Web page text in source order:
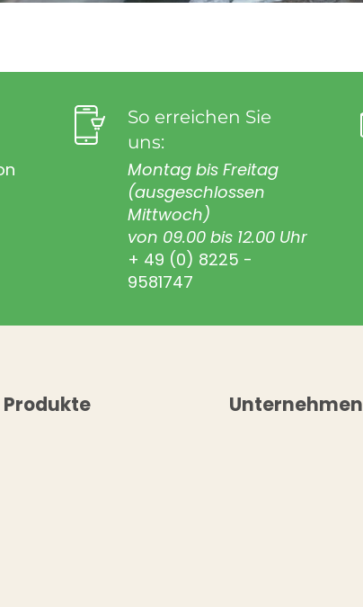
So erreichen Sie
uns:
Montag bis Freitag
(ausgeschlossen
Mittwoch)
von 09.00 bis 12.00 Uhr
+ 49 (0) 8225 -
9581747
Produkte Unternehmen